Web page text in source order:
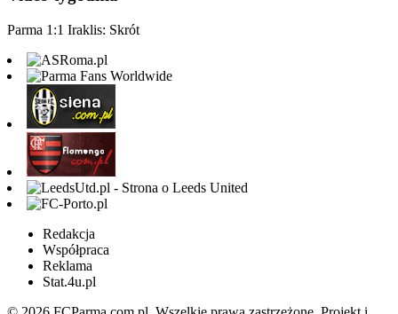
Parma 1:1 Iraklis: Skrót
Redakcja
Współpraca
Reklama
Stat.4u.pl